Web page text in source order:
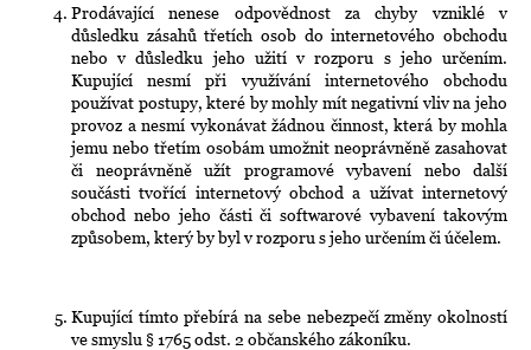
Prodávající nenese odpovědnost za chyby vzniklé v
důsledku zásahů třetích osob do internetového obchodu
nebo v důsledku jeho užití v rozporu s jeho určením.
Kupující nesmí při využívání internetového obchodu
používat postupy, které by mohly mít negativní vliv na jeho
provoz a nesmí vykonávat žádnou činnost, která by mohla
jemu nebo třetím osobám umožnit neoprávněně zasahovat
či neoprávněně užít programové vybavení nebo další
součásti tvořící internetový obchod a užívat internetový
obchod nebo jeho části či softwarové vybavení takovým
způsobem, který by byl v rozporu s jeho určením či účelem.
Kupující tímto přebírá na sebe nebezpečí změny okolností
ve smyslu § 1765 odst. 2 občanského zákoníku.